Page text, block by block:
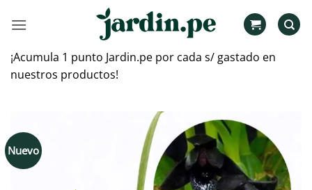
¡Acumula 1 punto Jardin.pe por cada s/ gastado en
nuestros productos!
Nuevo